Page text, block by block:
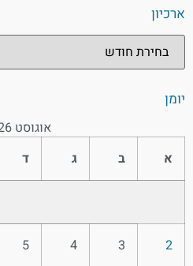
ארכיון
יומן
אוגוסט 2026
א
ב ד
2
3
4
5